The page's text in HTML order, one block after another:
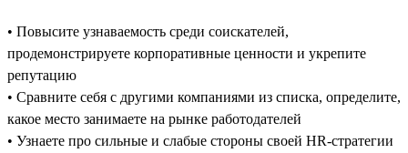
• Повысите узнаваемость среди соискателей,
продемонстрируете корпоративные ценности и укрепите
репутацию
• Сравните себя с другими компаниями из списка, определите,
какое место занимаете на рынке работодателей
• Узнаете про сильные и слабые стороны своей HR-стратегии